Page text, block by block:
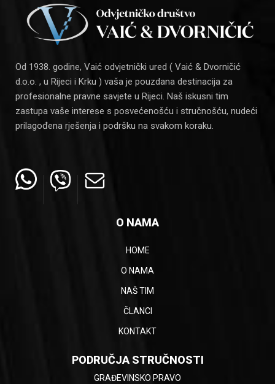
Od 1938. godine, Vaić odvjetnički ured ( Vaić & Dvorničić
d.o.o. , u Rijeci i Krku ) vaša je pouzdana destinacija za
profesionalne pravne savjete u Rijeci. Naš iskusni tim
zastupa vaše interese s posvećenošću i stručnošću, nudeći
prilagođena rješenja i podršku na svakom koraku.
O NAMA
HOME
O NAMA
NAŠ TIM
ČLANCI
KONTAKT
PODRUČJA STRUČNOSTI
GRAĐEVINSKO PRAVO